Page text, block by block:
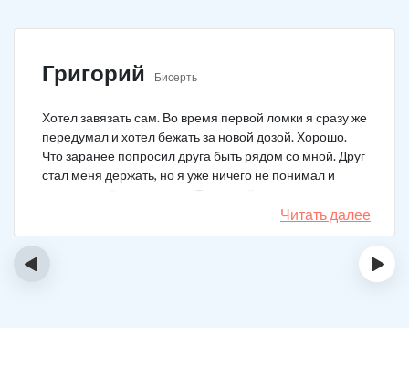
Григорий Бисерть
Хотел завязать сам. Во время первой ломки я сразу же
передумал и хотел бежать за новой дозой. Хорошо.
Что заранее попросил друга быть рядом со мной. Друг
стал меня держать, но я уже ничего не понимал и
начал силой вырываться. Тогда мой товарищ просто
связан меня и позвонил в клинику. На дом приехал
нарколог, мне сделали какую-то капельницу, после
для прохождения курса реабилитации, так я и сделал.
Читать далее
‹ ›